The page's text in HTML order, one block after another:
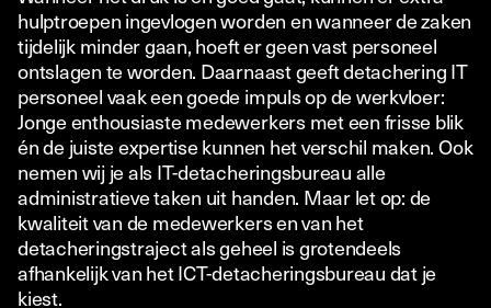
hulptroepen ingevlogen worden en wanneer de zaken
tijdelijk minder gaan, hoeft er geen vast personeel
ontslagen te worden. Daarnaast geeft detachering IT
personeel vaak een goede impuls op de werkvloer:
Jonge enthousiaste medewerkers met een frisse blik
én de juiste expertise kunnen het verschil maken. Ook
nemen wij je als IT-detacheringsbureau alle
administratieve taken uit handen. Maar let op: de
kwaliteit van de medewerkers en van het
detacheringstraject als geheel is grotendeels
afhankelijk van het ICT-detacheringsbureau dat je
kiest.